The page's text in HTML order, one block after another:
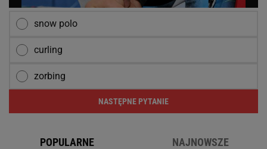
snow polo
curling
zorbing
NASTĘPNE PYTANIE
POPULARNE NAJNOWSZE